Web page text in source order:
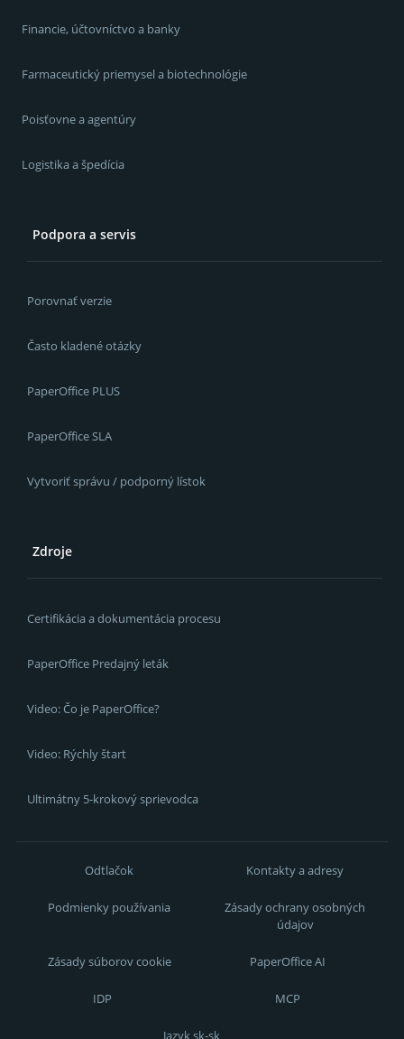
Financie, účtovníctvo a banky
Farmaceutický priemysel a biotechnológie
Poisťovne a agentúry
Logistika a špedícia
Podpora a servis
Porovnať verzie
Často kladené otázky
PaperOffice PLUS
PaperOffice SLA
Vytvoriť správu / podporný lístok
Zdroje
Certifikácia a dokumentácia procesu
PaperOffice Predajný leták
Video: Čo je PaperOffice?
Video: Rýchly štart
Ultimátny 5-krokový sprievodca
Odtlačok Kontakty a adresy
Podmienky používania
Zásady ochrany osobných
údajov
Zásady súborov cookie PaperOffice AI
IDP MCP
Jazyk sk-sk